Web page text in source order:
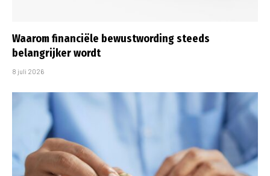
Waarom financiële bewustwording steeds
belangrijker wordt
8 juli 2026